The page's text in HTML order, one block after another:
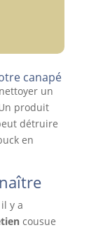
canapé
un
produit
détruire
en
y a
cousue